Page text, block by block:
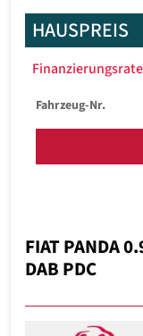
HAUSPREIS
Finanzierungsrate
Fahrzeug-Nr.
FIAT PANDA
DAB PDC